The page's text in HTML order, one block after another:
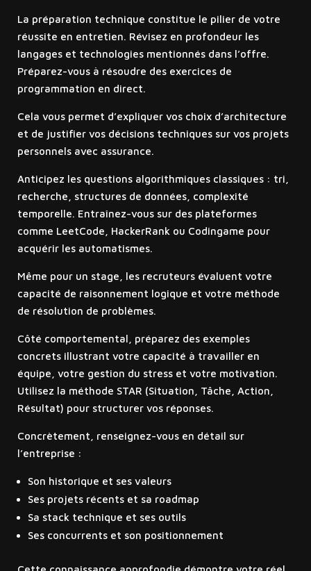
La préparation technique constitue le pilier de votre
réussite en entretien. Révisez en profondeur les
langages et technologies mentionnés dans l’offre.
Préparez-vous à résoudre des exercices de
programmation en direct.
Cela vous permet d’expliquer vos choix d’architecture
et de justifier vos décisions techniques sur vos projets
personnels avec assurance.
Anticipez les questions algorithmiques classiques : tri,
recherche, structures de données, complexité
temporelle. Entraînez-vous sur des plateformes
comme LeetCode, HackerRank ou Codingame pour
acquérir les automatismes.
Même pour un stage, les recruteurs évaluent votre
capacité de raisonnement logique et votre méthode
de résolution de problèmes.
Côté comportemental, préparez des exemples
concrets illustrant votre capacité à travailler en
équipe, votre gestion du stress et votre motivation.
Utilisez la méthode STAR (Situation, Tâche, Action,
Résultat) pour structurer vos réponses.
Concrètement, renseignez-vous en détail sur
l’entreprise :
Son historique et ses valeurs
Ses projets récents et sa roadmap
Sa stack technique et ses outils
Ses concurrents et son positionnement